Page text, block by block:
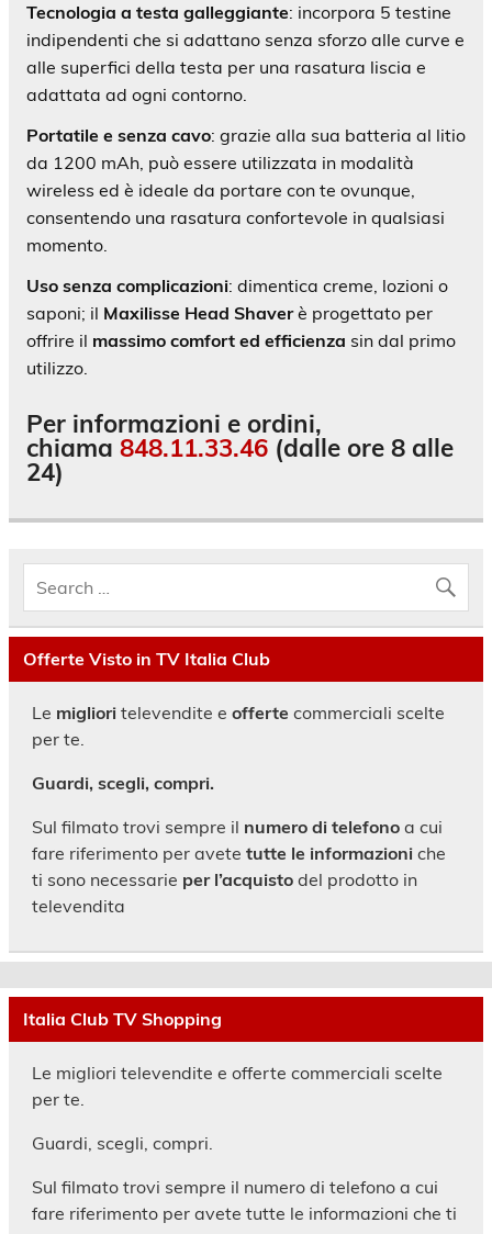
Tecnologia a testa galleggiante: incorpora 5 testine
indipendenti che si adattano senza sforzo alle curve e
alle superfici della testa per una rasatura liscia e
adattata ad ogni contorno.
Portatile e senza cavo: grazie alla sua batteria al litio
da 1200 mAh, può essere utilizzata in modalità
wireless ed è ideale da portare con te ovunque,
consentendo una rasatura confortevole in qualsiasi
momento.
Uso senza complicazioni: dimentica creme, lozioni o
saponi; il Maxilisse Head Shaverè progettato per
offrire il massimo comfort ed efficienza sin dal primo
utilizzo.
Per informazioni e ordini,
chiama 848.11.33.46 (dalle ore 8 alle
24)
Offerte Visto in TV Italia Club
Le miglioritelevendite e offerte commerciali scelte
per te.
Guardi, scegli, compri.
Sul filmato trovi sempre il numero di telefonoa cui
fare riferimento per avete tutte le informazioniche
ti sono necessarie per l’acquistodel prodotto in
televendita
Italia Club TV Shopping
Le migliori televendite e offerte commerciali scelte
per te.
Guardi, scegli, compri.
Sul filmato trovi sempre il numero di telefono a cui
fare riferimento per avete tutte le informazioni che ti